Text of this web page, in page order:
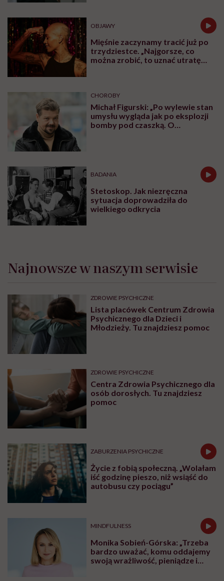
OBJAWY
Mięśnie zaczynamy tracić już po
trzydziestce. „Najgorsze, co
można zrobić, to uznać utratę
CHOROBY
Michał Figurski: „Po wylewie stan
umysłu wygląda jak po eksplozji
bomby pod czaszką. O
BADANIA
Stetoskop. Jak niezręczna
sytuacja doprowadziła do
wielkiego odkrycia
Najnowsze w naszym serwisie
ZDROWIE PSYCHICZNE
Lista placówek Centrum Zdrowia
Psychicznego dla Dzieci i
Młodzieży. Tu znajdziesz pomoc
ZDROWIE PSYCHICZNE
Centra Zdrowia Psychicznego dla
osób dorosłych. Tu znajdziesz
pomoc
ZABURZENIA PSYCHICZNE
Życie z fobią społeczną. „Wolałam
iść godzinę pieszo, niż wsiąść do
autobusu czy pociągu”
MINDFULNESS
Monika Sobień-Górska: „Trzeba
bardzo uważać, komu oddajemy
swoją wrażliwość, pieniądze i